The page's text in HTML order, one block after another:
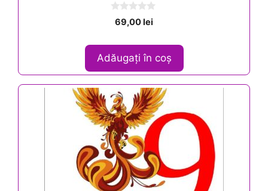
t
f
69,00lei
Adăugați în coș